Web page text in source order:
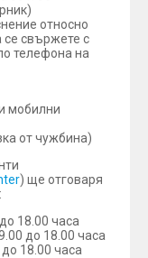
относно
се свържете с
телефона на
мобилни
от чужбина)
) ще отговаря
18.00 часа
до 18.00 часа
18.00 часа